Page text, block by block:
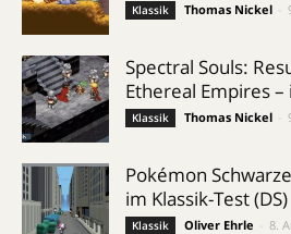
Klassik Thomas Nickel
Spectral Souls:
Ethereal Empires –
Klassik Thomas Nickel
Pokémon
im Klassik-Test (DS)
Klassik Oliver Ehrle 8.